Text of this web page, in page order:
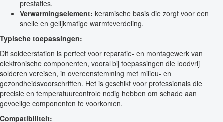
prestaties.
Verwarmingselement: keramische basis die zorgt voor een
snelle en gelijkmatige warmteverdeling.
Typische toepassingen:
Dit soldeerstation is perfect voor reparatie- en montagewerk van
elektronische componenten, vooral bij toepassingen die loodvrij
solderen vereisen, in overeenstemming met milieu- en
gezondheidsvoorschriften. Het is geschikt voor professionals die
precisie en temperatuurcontrole nodig hebben om schade aan
gevoelige componenten te voorkomen.
Compatibiliteit: